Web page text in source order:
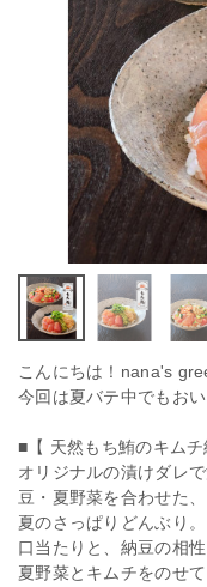
こんにちは！nana's
今回は夏バテ中でもお
■【 ​天然もち鮪のキムチ
オリジナルの漬けダレ
豆・夏野菜を合わせた
夏のさっぱりどんぶり
口当たりと、納豆の相性
夏野菜とキムチをのせ